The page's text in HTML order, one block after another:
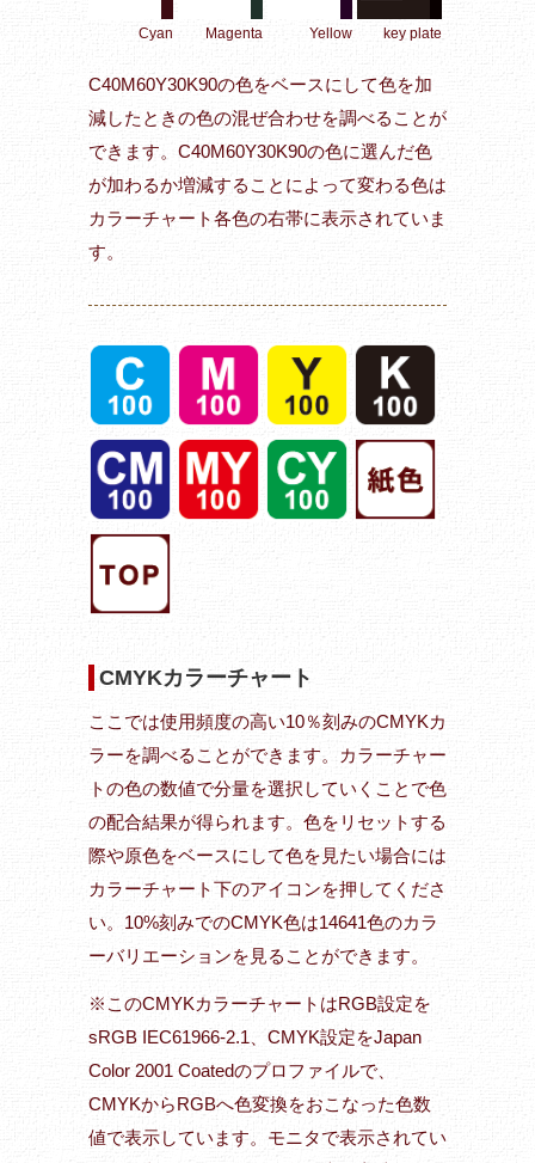
Cyan Magenta Yellow key plate
C40M60Y30K90の色をベースにして色を加
減したときの色の混ぜ合わせを調べることが
できます。C40M60Y30K90の色に選んだ色
が加わるか増減することによって変わる色は
カラーチャート各色の右帯に表示されていま
す。
CMYKカラーチャート
ここでは使用頻度の高い10％刻みのCMYKカ
ラーを調べることができます。カラーチャー
トの色の数値で分量を選択していくことで色
の配合結果が得られます。色をリセットする
際や原色をベースにして色を見たい場合には
カラーチャート下のアイコンを押してくださ
い。10%刻みでのCMYK色は14641色のカラ
ーバリエーションを見ることができます。
※このCMYKカラーチャートはRGB設定を
sRGB IEC61966-2.1、CMYK設定をJapan
Color 2001 Coatedのプロファイルで、
CMYKからRGBへ色変換をおこなった色数
値で表示しています。モニタで表示されてい